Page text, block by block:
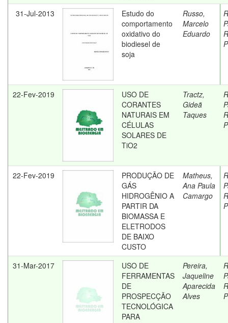
31-Jul-2013
Estudo do
comportamento
oxidativo do
biodiesel de
soja
Russo,
Marcelo
Eduardo
22-Fev-2019
USO DE
CORANTES
NATURAIS EM
CÉLULAS
SOLARES DE
TiO2
Tractz,
Gideã
Taques
22-Fev-2019
PRODUÇÃO DE
GÁS
HIDROGÊNIO A
PARTIR DA
BIOMASSA E
ELETRODOS
DE BAIXO
CUSTO
Matheus,
Ana Paula
Camargo
31-Mar-2017
USO DE
FERRAMENTAS
DE
PROSPECÇÃO
TECNOLÓGICA
PARA
Pereira,
Jaqueline
Aparecida
Alves